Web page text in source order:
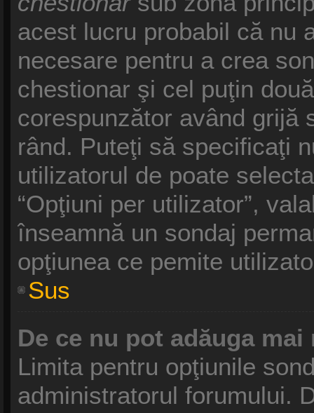
acest lucru probabil că nu
necesare pentru a crea
chestionar şi cel puţin
corespunzător având grijă
rând. Puteţi să specificaţi
utilizatorul de poate
“Opţiuni per utilizator”,
înseamnă un sondaj
opţiunea ce pemite
Sus
De ce nu pot adăuga
Limita pentru opţiunile
administratorul forumului.